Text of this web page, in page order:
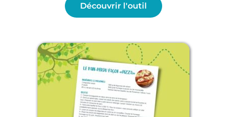
Découvrir l'outil